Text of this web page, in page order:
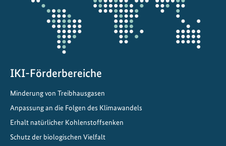
r
a
n
n
IKI-Förderbereiche
Minderung von Treibhausgasen
Anpassung an die Folgen des Klimawandels
Erhalt natürlicher Kohlenstoffsenken
Schutz der biologischen Vielfalt